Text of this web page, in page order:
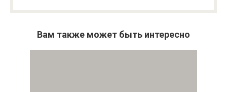
Вам также может быть интересно